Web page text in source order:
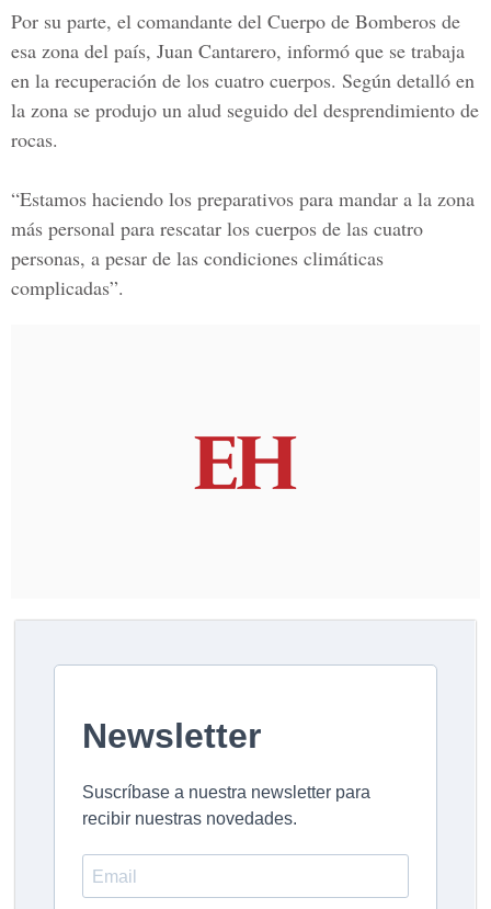
Por su parte, el comandante del Cuerpo de Bomberos de
esa zona del país, Juan Cantarero, informó que se trabaja
en la recuperación de los cuatro cuerpos. Según detalló en
la zona se produjo un alud seguido del desprendimiento de
rocas.
“Estamos haciendo los preparativos para mandar a la zona
más personal para rescatar los cuerpos de las cuatro
personas, a pesar de las condiciones climáticas
complicadas”.